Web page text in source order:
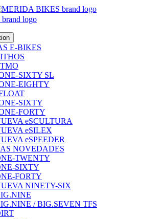
E-BIKES
SIXTY SL
EIGHTY
SIXTY
FORTY
eSCULTURA
eSILEX
eSPEEDER
NOVEDADES
TWENTY
SIXTY
FORTY
NINETY-SIX
/ BIG.SEVEN TFS